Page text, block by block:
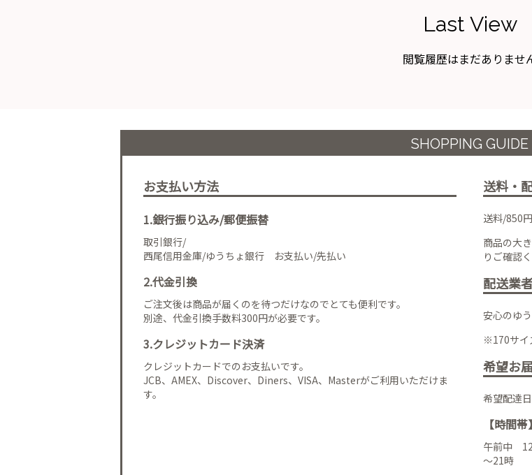
Last View
閲覧履歴はまだありませ
SHOPPING GUIDE
お支払い方法
1.銀行振り込み/郵便振替
取引銀行/
西尾信用金庫/ゆうちょ銀行 お支払い/先払い
2.代金引換
ご注文後は商品が届くのを待つだけなのでとても便利です。
別途、代金引換手数料300円が必要です。
3.クレジットカード決済
クレジットカードでのお支払いです。
JCB、AMEX、Discover、Diners、VISA、Masterがご利用いただけま
す。
送料・
送料/850
商品の大
りご確認
配送業
安心のゆ
※170サイ
希望お
希望配達
【時間帯】
午前中
～21時